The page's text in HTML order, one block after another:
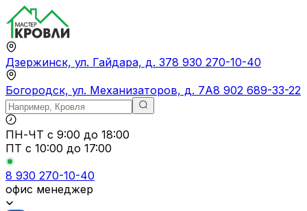
Дзержинск, ул. Гайдара, д. 378 930 270-10-40
Богородск, ул. Механизаторов, д. 7А8 902 689-33-22
ПН-ЧТ с 9:00 до 18:00
ПТ с 10:00 до 17:00
8 930 270-10-40
офис менеджер